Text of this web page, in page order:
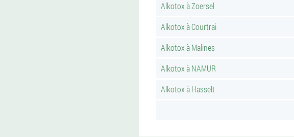
Alkotox à Zoersel
Alkotox à Courtrai
Alkotox à Malines
Alkotox à NAMUR
Alkotox à Hasselt